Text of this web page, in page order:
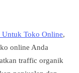
Untuk Toko Online,
online Anda
traffic organik